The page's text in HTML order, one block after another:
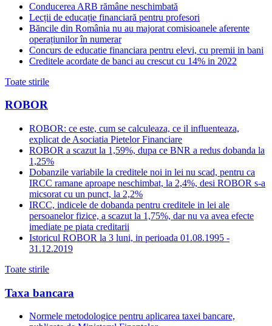
Conducerea ARB rămâne neschimbată
Lecții de educație financiară pentru profesori
Băncile din România nu au majorat comisioanele aferente
operațiunilor în numerar
Concurs de educatie financiara pentru elevi, cu premii in bani
Creditele acordate de banci au crescut cu 14% in 2022
Toate stirile
ROBOR
ROBOR: ce este, cum se calculeaza, ce il influenteaza,
explicat de Asociatia Pietelor Financiare
ROBOR a scazut la 1,59%, dupa ce BNR a redus dobanda la
1,25%
Dobanzile variabile la creditele noi in lei nu scad, pentru ca
IRCC ramane aproape neschimbat, la 2,4%, desi ROBOR s-a
micsorat cu un punct, la 2,2%
IRCC, indicele de dobanda pentru creditele in lei ale
persoanelor fizice, a scazut la 1,75%, dar nu va avea efecte
imediate pe piata creditarii
Istoricul ROBOR la 3 luni, in perioada 01.08.1995 -
31.12.2019
Toate stirile
Taxa bancara
Normele metodologice pentru aplicarea taxei bancare,